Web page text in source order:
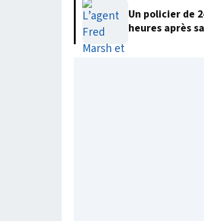
Un policier de
heures après